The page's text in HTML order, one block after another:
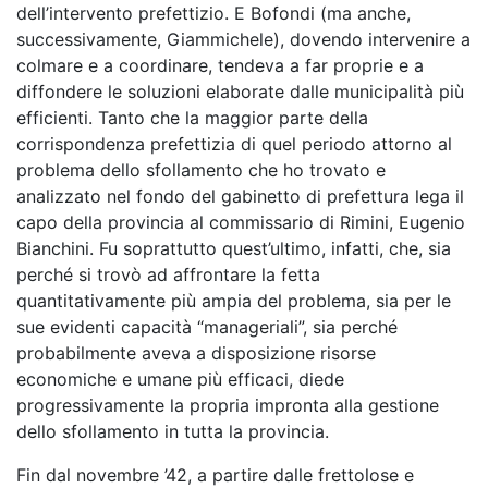
dell’intervento prefettizio. E Bofondi (ma anche,
successivamente, Giammichele), dovendo intervenire a
colmare e a coordinare, tendeva a far proprie e a
diffondere le soluzioni elaborate dalle municipalità più
efficienti. Tanto che la maggior parte della
corrispondenza prefettizia di quel periodo attorno al
problema dello sfollamento che ho trovato e
analizzato nel fondo del gabinetto di prefettura lega il
capo della provincia al commissario di Rimini, Eugenio
Bianchini. Fu soprattutto quest’ultimo, infatti, che, sia
perché si trovò ad affrontare la fetta
quantitativamente più ampia del problema, sia per le
sue evidenti capacità “manageriali”, sia perché
probabilmente aveva a disposizione risorse
economiche e umane più efficaci, diede
progressivamente la propria impronta alla gestione
dello sfollamento in tutta la provincia.
Fin dal novembre ’42, a partire dalle frettolose e